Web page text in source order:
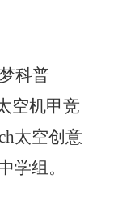
科普
空机甲竞
太空创意
学组。